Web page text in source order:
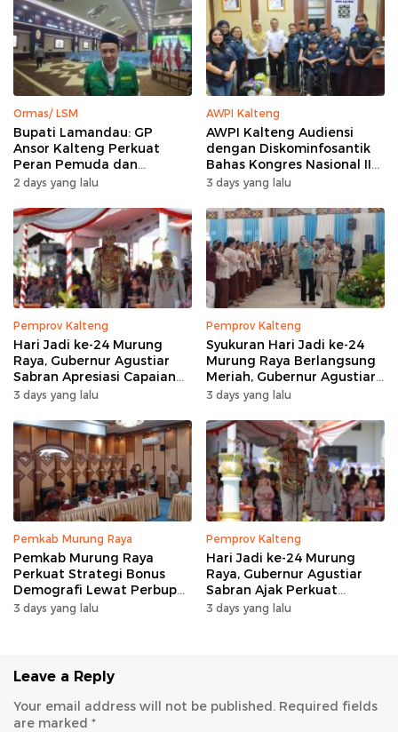
Ormas/ LSM
Bupati Lamandau: GP
Ansor Kalteng Perkuat
Peran Pemuda dan
Penanganan Karhutla
2 days yang lalu
AWPI Kalteng
AWPI Kalteng Audiensi
dengan Diskominfosantik
Bahas Kongres Nasional II
AWPI
3 days yang lalu
Pemprov Kalteng
Hari Jadi ke-24 Murung
Raya, Gubernur Agustiar
Sabran Apresiasi Capaian
Pembangunan
3 days yang lalu
Pemprov Kalteng
Syukuran Hari Jadi ke-24
Murung Raya Berlangsung
Meriah, Gubernur Agustiar
Sabran Hibur Masyarakat
3 days yang lalu
Pemkab Murung Raya
Pemkab Murung Raya
Perkuat Strategi Bonus
Demografi Lewat Perbup
Nomor 14 Tahun 2026
3 days yang lalu
Pemprov Kalteng
Hari Jadi ke-24 Murung
Raya, Gubernur Agustiar
Sabran Ajak Perkuat
Sinergi Pembangunan
3 days yang lalu
Leave a Reply
Your email address will not be published. Required fields
are marked *